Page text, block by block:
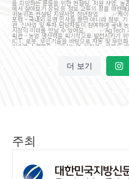
더 보기
주최